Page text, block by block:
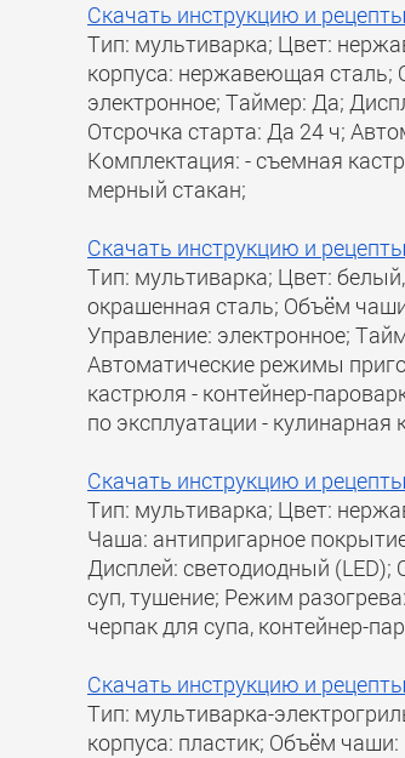
Скачать инструкцию и
Тип: мультиварка; Цвет:
корпуса: нержавеющая сталь;
электронное; Таймер: Да;
Отсрочка старта: Да 24 ч;
Комплектация: - съемная
мерный стакан;
Скачать инструкцию и
Тип: мультиварка; Цвет:
окрашенная сталь; Объём
Управление: электронное;
Автоматические режимы
кастрюля - контейнер-
по эксплуатации - кулинарная
Скачать инструкцию и
Тип: мультиварка; Цвет:
Чаша: антипригарное
Дисплей: светодиодный (LED);
суп, тушение; Режим
черпак для супа, контейнер-
Скачать инструкцию и
Тип: мультиварка-
корпуса: пластик; Объём